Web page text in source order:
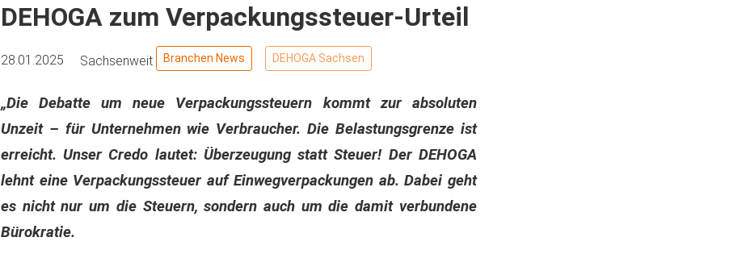
DEHOGA zum Verpackungssteuer-Urteil
28.01.2025 Sachsenweit Branchen News DEHOGA Sachsen
„Die Debatte um neue Verpackungssteuern kommt zur absoluten
Unzeit – für Unternehmen wie Verbraucher. Die Belastungsgrenze ist
erreicht. Unser Credo lautet: Überzeugung statt Steuer! Der DEHOGA
lehnt eine Verpackungssteuer auf Einwegverpackungen ab. Dabei geht
es nicht nur um die Steuern, sondern auch um die damit verbundene
Bürokratie.